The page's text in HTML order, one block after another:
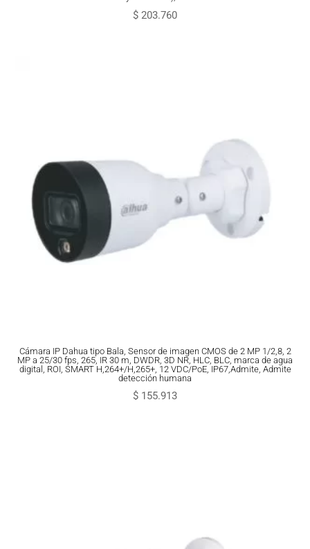
$ 203.760
Cámara IP Dahua tipo Bala, Sensor de imagen CMOS de 2 MP 1/2,8, 2
MP a 25/30 fps, 265, IR 30 m, DWDR, 3D NR, HLC, BLC, marca de agua
digital, ROI, SMART H,264+/H,265+, 12 VDC/PoE, IP67,Admite, Admite
detección humana
$ 155.913